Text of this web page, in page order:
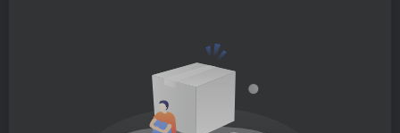
│││├──Epic Music暗黑励志激昂.mp4